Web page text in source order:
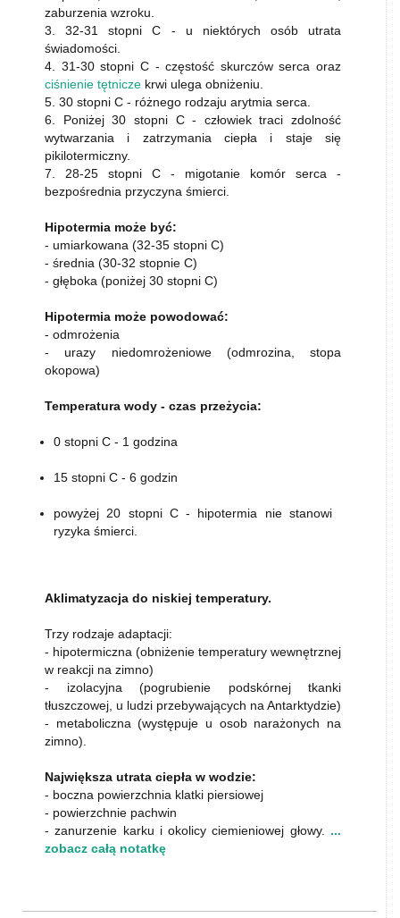
zaburzenia wzroku.
3. 32-31 stopni C - u niektórych osób utrata
świadomości.
4. 31-30 stopni C - częstość skurczów serca oraz
ciśnienie tętnicze krwi ulega obniżeniu.
5. 30 stopni C - różnego rodzaju arytmia serca.
6. Poniżej 30 stopni C - człowiek traci zdolność
wytwarzania i zatrzymania ciepła i staje się
pikilotermiczny.
7. 28-25 stopni C - migotanie komór serca -
bezpośrednia przyczyna śmierci.
Hipotermia może być:
- umiarkowana (32-35 stopni C)
- średnia (30-32 stopnie C)
- głęboka (poniżej 30 stopni C)
Hipotermia może powodować:
- odmrożenia
- urazy niedomrożeniowe (odmrozina, stopa
okopowa)
Temperatura wody - czas przeżycia:
0 stopni C - 1 godzina
15 stopni C - 6 godzin
powyżej 20 stopni C - hipotermia nie stanowi
ryzyka śmierci.
Aklimatyzacja do niskiej temperatury.
Trzy rodzaje adaptacji:
- hipotermiczna (obniżenie temperatury wewnętrznej
w reakcji na zimno)
- izolacyjna (pogrubienie podskórnej tkanki
tłuszczowej, u ludzi przebywających na Antarktydzie)
- metaboliczna (występuje u osob narażonych na
zimno).
Największa utrata ciepła w wodzie:
- boczna powierzchnia klatki piersiowej
- powierzchnie pachwin
- zanurzenie karku i okolicy ciemieniowej głowy. ...
zobacz całą notatkę